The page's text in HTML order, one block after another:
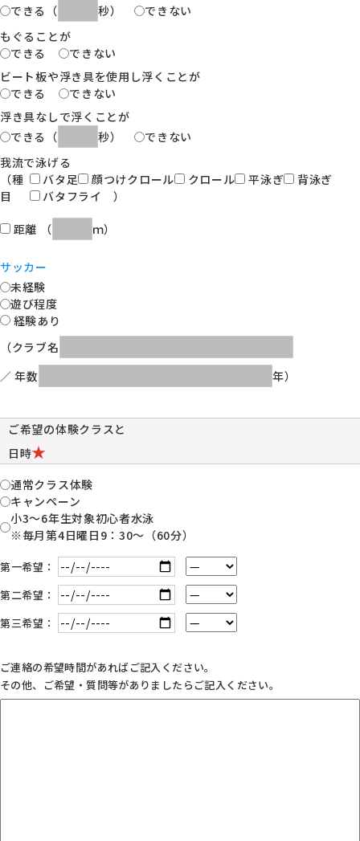
できる （ 秒）
できない
もぐることが
できる
できない
ビート板や浮き具を使用し浮くことが
できる
できない
浮き具なしで浮くことが
できる （ 秒）
できない
我流で泳げる
（種
目
バタ足 顔つけクロール クロール 平泳ぎ
背泳ぎ
バタフライ ）
距離 （ ｍ）
サッカー
未経験
遊び程度
経験あり
（クラブ名
／ 年数
年）
ご希望の体験クラスと
日時★
通常クラス体験
キャンペーン
小3～6年生対象初心者水泳
※毎月第4日曜日9：30～（60分）
第一希望：
第二希望：
第三希望：
ご連絡の希望時間があればご記入ください。
その他、ご希望・質問等がありましたらご記入ください。